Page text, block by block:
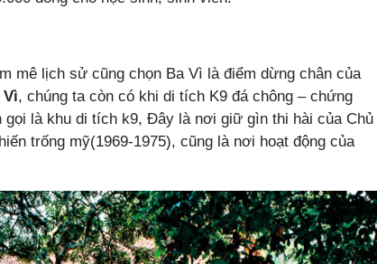
mê lịch sử cũng chọn Ba Vì là điểm dừng chân của
, chúng ta còn có khi di tích K9 đá chông – chứng
là khu di tích k9, Đây là nơi giữ gìn thi hài của Chủ
trống mỹ(1969-1975), cũng là nơi hoạt động của